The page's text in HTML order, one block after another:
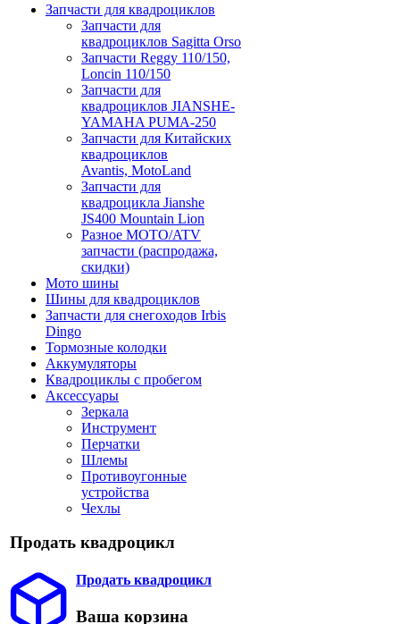
Запчасти для квадроциклов
Запчасти для
квадроциклов Sagitta Orso
Запчасти Reggy 110/150,
Loncin 110/150
Запчасти для
квадроциклов JIANSHE-
YAMAHA PUMA-250
Запчасти для Китайских
квадроциклов
Avantis, MotoLand
Запчасти для
квадроцикла Jianshe
JS400 Mountain Lion
Разное МОТО/ATV
запчасти (распродажа,
скидки)
Мото шины
Шины для квадроциклов
Запчасти для снегоходов Irbis
Dingo
Тормозные колодки
Аккумуляторы
Квадроциклы с пробегом
Аксессуары
Зеркала
Инструмент
Перчатки
Шлемы
Противоугонные
устройства
Чехлы
Продать квадроцикл
Продать квадроцикл
Ваша корзина